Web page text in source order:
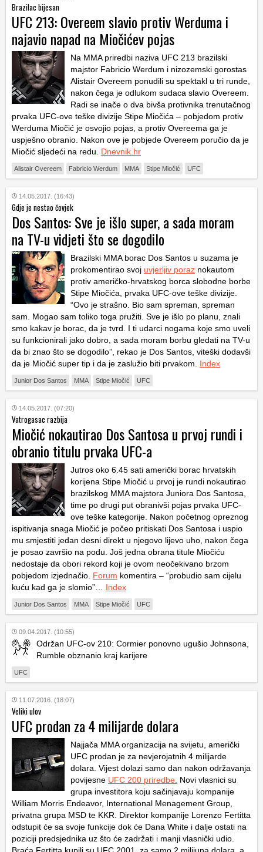
Brazilac bijesan
UFC 213: Overeem slavio protiv Werduma i
najavio napad na Miočićev pojas
Na MMA priredbi naziva UFC 213 brazilski
majstor Fabricio Werdum i nizozemski gorostas
Alistair Overeem ponudili su spektakl u tri runde,
nakon čega je odlukom sudaca slavio Overeem.
Radi se inače o dva bivša protivnika trenutačnog
prvaka UFC-ove teške divizije Stipe Miočića – pobjedom protiv
Werduma Miočić je osvojio pojas, a protiv Overeema ga je
uspješno obranio. Nakon ove je pobjede Overeem poručio da je
Miočić sljedeći na redu. Dnevnik.hr
Alistair Overeem Fabricio Werdum MMA Stipe Miočić UFC
14.05.2017. (16:43)
Gdje je nestao čovjek
Dos Santos: Sve je išlo super, a sada moram
na TV-u vidjeti što se dogodilo
Brazilski MMA borac Dos Santos u suzama je
prokomentirao svoj uvjerljiv poraz nokautom
protiv američko-hrvatskog borca slobodne borbe
Stipe Miočića, prvaka UFC-ove teške divizije.
“Ovo je strašno. Bio sam spreman, spreman
sam. Mogao sam toliko toga pružiti. Sve je išlo po planu, znali
smo kakav je borac, da je tvrd. I ti udarci nogama koje smo uveli
su funkcionirali jako dobro, a sada moram borbu gledati na TV-u
da bi znao što se dogodilo”, rekao je Dos Santos, viteški dodavši
da je Miočić super tip i da je zaslužio biti prvakom. Index
Junior Dos Santos MMA Stipe Miočić UFC
14.05.2017. (07:20)
Vatrogasac razbija
Miočić nokautirao Dos Santosa u prvoj rundi i
obranio titulu prvaka UFC-a
Jutros oko 6.45 sati američki borac hrvatskih
korijena Stipe Miočić u prvoj je rundi nokautirao
brazilskog MMA majstora Juniora Dos Santosa,
time po drugi put obranivši pojas prvaka UFC-
ove teške kategorije. Nakon početnog opreznog
ispitivanja snaga Miočić je počeo pritiskati Dos Santosa i uspio
mu smjestiti jedan desni direkt u njegovo lijevo uho, nakon čega
je posao završio na podu. Još jedna obrana titule Miočiću
nedostaje da obori rekord koji je ovom neočekivano brzom
pobjedom izjednačio. Forum komentira – “probudio sam cijelu
kuću kad ga je slomio”… Index
Junior Dos Santos MMA Stipe Miočić UFC
09.04.2017. (10:55)
Održan UFC-ov 210: Cormier ponovno ugušio Johnsona,
Rumble obznanio kraj karijere
UFC
11.07.2016. (18:07)
Veliki ulov
UFC prodan za 4 milijarde dolara
Najjača MMA organizacija na svijetu, američki
UFC prodan je za nevjerojatnih 4 milijarde
dolara. Vijest dolazi samo dan nakon održavanja
povijesne UFC 200 priredbe. Novi vlasnici su
grupa investitora koju sačinjavaju kompanije
William Morris Endeavor, International Menagement Group,
privatna grupa MSD te KKR. Direktor kompanije Lorenzo Fertitta
odstupit će sa svoje funkcije dok će Dana White i dalje ostati na
poziciji predsjednika uz što će zadržati i manji vlasnički udio.
Braća Fertitta kupili su UFC 2001. za samo 2 milijuna dolara, a